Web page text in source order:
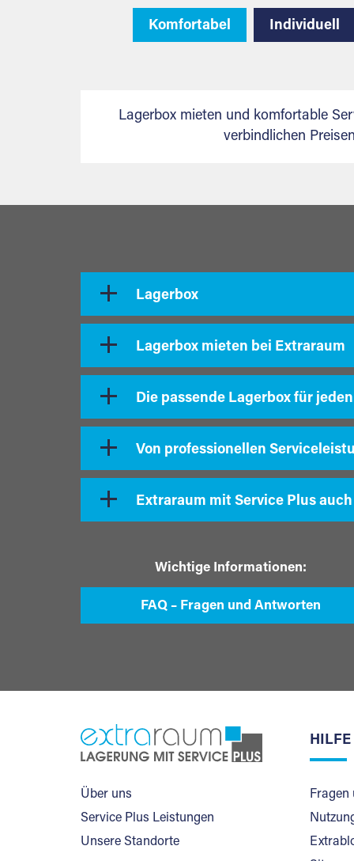
Komfortabel Individuell
Lagerbox mieten und komfortable
verbindlichen
Lagerbox
Lagerbox mieten bei Extraraum
Die passende Lagerbox für
Von professionellen
Extraraum mit Service Plus
Wichtige Informationen:
FAQ – Fragen und Antworten
Über uns
Service Plus Leistungen
Unsere Standorte
HILFE